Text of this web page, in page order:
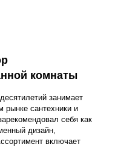
комнаты
занимает
рынке сантехники и
себя как
дизайн,
включает